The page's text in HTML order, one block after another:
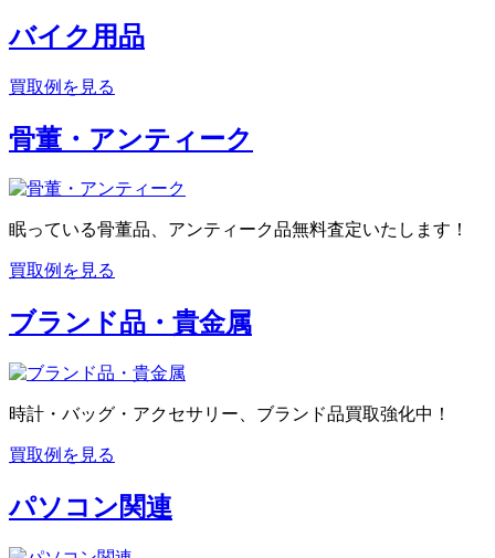
バイク用品
買取例を見る
骨董・アンティーク
眠っている骨董品、アンティーク品無料査定いたします！
買取例を見る
ブランド品・貴金属
時計・バッグ・アクセサリー、ブランド品買取強化中！
買取例を見る
パソコン関連